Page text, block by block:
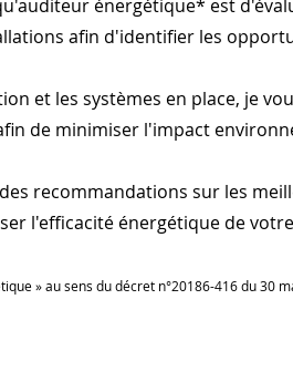
énergétique* est
afin d'identifier les
et les systèmes en place, je
de minimiser l'impact
recommandations sur les
l'efficacité énergétique de
» au sens du décret n°20186-416 du 30